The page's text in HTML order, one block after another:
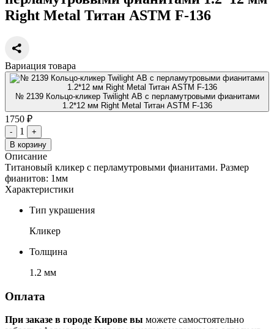
Right Metal Титан ASTM F-136
Вариация товара
№ 2139 Кольцо-кликер Twilight AB с перламутровыми фианитами
1.2*12 мм Right Metal Титан ASTM F-136
1750 ₽
- 1
+
В корзину
Описание
Титановый кликер с перламутровыми фианитами. Размер
фианитов: 1мм
Характеристики
Тип украшения
Кликер
Толщина
1.2 мм
Оплата
При заказе в городе Кирове вы можете самостоятельно